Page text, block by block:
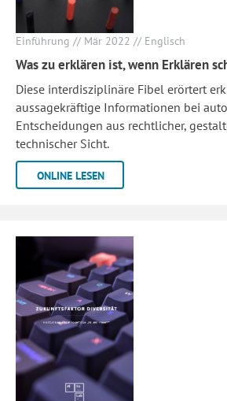
Einführung // Mär 2022 // Englisch
Was zu erklären ist, wenn Erklären
Diese interdisziplinäre Fibel erörtert
aussagekräftige Informationen bei
Entscheidungen aus rechtlicher,
technischer Sicht.
ONLINE LESEN